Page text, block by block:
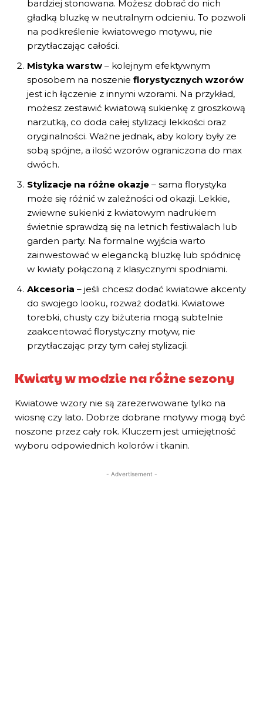
bardziej stonowana. Możesz dobrać do nich
gładką bluzkę w neutralnym odcieniu. To pozwoli
na podkreślenie kwiatowego motywu, nie
przytłaczając całości.
Mistyka warstw – kolejnym efektywnym
sposobem na noszenie florystycznych wzorów
jest ich łączenie z innymi wzorami. Na przykład,
możesz zestawić kwiatową sukienkę z groszkową
narzutką, co doda całej stylizacji lekkości oraz
oryginalności. Ważne jednak, aby kolory były ze
sobą spójne, a ilość wzorów ograniczona do max
dwóch.
Stylizacje na różne okazje – sama florystyka
może się różnić w zależności od okazji. Lekkie,
zwiewne sukienki z kwiatowym nadrukiem
świetnie sprawdzą się na letnich festiwalach lub
garden party. Na formalne wyjścia warto
zainwestować w elegancką bluzkę lub spódnicę
w kwiaty połączoną z klasycznymi spodniami.
Akcesoria – jeśli chcesz dodać kwiatowe akcenty
do swojego looku, rozważ dodatki. Kwiatowe
torebki, chusty czy biżuteria mogą subtelnie
zaakcentować florystyczny motyw, nie
przytłaczając przy tym całej stylizacji.
Kwiaty w modzie na różne sezony
Kwiatowe wzory nie są zarezerwowane tylko na
wiosnę czy lato. Dobrze dobrane motywy mogą być
noszone przez cały rok. Kluczem jest umiejętność
wyboru odpowiednich kolorów i tkanin.
- Advertisement -